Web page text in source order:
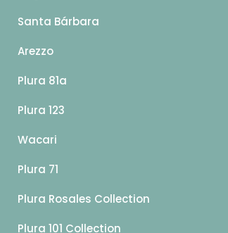
Santa Bárbara
Arezzo
Plura 81a
Plura 123
Wacari
Plura 71
Plura Rosales Collection
Plura 101 Collection